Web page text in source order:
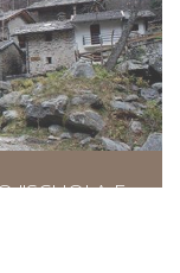
"SCUOLA E